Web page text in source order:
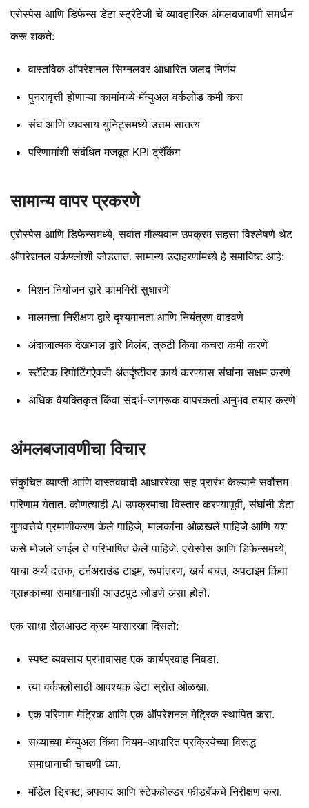
एरोस्पेस आणि डिफेन्स डेटा स्ट्रॅटेजी चे व्यावहारिक अंमलबजावणी समर्थन
करू शकते:
वास्तविक ऑपरेशनल सिग्नलवर आधारित जलद निर्णय
पुनरावृत्ती होणाऱ्या कामांमध्ये मॅन्युअल वर्कलोड कमी करा
संघ आणि व्यवसाय युनिट्समध्ये उत्तम सातत्य
परिणामांशी संबंधित मजबूत KPI ट्रॅकिंग
सामान्य वापर प्रकरणे
एरोस्पेस आणि डिफेन्समध्ये, सर्वात मौल्यवान उपक्रम सहसा विश्लेषणे थेट
ऑपरेशनल वर्कफ्लोशी जोडतात. सामान्य उदाहरणांमध्ये हे समाविष्ट आहे:
मिशन नियोजन द्वारे कामगिरी सुधारणे
मालमत्ता निरीक्षण द्वारे दृश्यमानता आणि नियंत्रण वाढवणे
अंदाजात्मक देखभाल द्वारे विलंब, त्रुटी किंवा कचरा कमी करणे
स्टॅटिक रिपोर्टिंगऐवजी अंतर्दृष्टीवर कार्य करण्यास संघांना सक्षम करणे
अधिक वैयक्तिकृत किंवा संदर्भ-जागरूक वापरकर्ता अनुभव तयार करणे
अंमलबजावणीचा विचार
संकुचित व्याप्ती आणि वास्तववादी आधाररेखा सह प्रारंभ केल्याने सर्वोत्तम
परिणाम येतात. कोणत्याही AI उपक्रमाचा विस्तार करण्यापूर्वी, संघांनी डेटा
गुणवत्तेचे प्रमाणीकरण केले पाहिजे, मालकांना ओळखले पाहिजे आणि यश
कसे मोजले जाईल ते परिभाषित केले पाहिजे. एरोस्पेस आणि डिफेन्समध्ये,
याचा अर्थ दत्तक, टर्नअराउंड टाइम, रूपांतरण, खर्च बचत, अपटाइम किंवा
ग्राहकांच्या समाधानाशी आउटपुट जोडणे असा होतो.
एक साधा रोलआउट क्रम यासारखा दिसतो:
स्पष्ट व्यवसाय प्रभावासह एक कार्यप्रवाह निवडा.
त्या वर्कफ्लोसाठी आवश्यक डेटा स्रोत ओळखा.
एक परिणाम मेट्रिक आणि एक ऑपरेशनल मेट्रिक स्थापित करा.
सध्याच्या मॅन्युअल किंवा नियम-आधारित प्रक्रियेच्या विरूद्ध
समाधानाची चाचणी घ्या.
मॉडेल ड्रिफ्ट, अपवाद आणि स्टेकहोल्डर फीडबॅकचे निरीक्षण करा.